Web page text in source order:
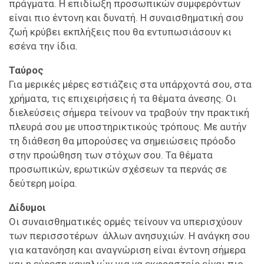
πράγματα. Η επιδίωξη προσωπικών συμφερόντων
είναι πιο έντονη και δυνατή. Η συναισθηματική σου
ζωή κρύβει εκπλήξεις που θα εντυπωσιάσουν κι
εσένα την ίδια.
Ταύρος
Για μερικές μέρες εστιάζεις στα υπάρχοντά σου, στα
χρήματα, τις επιχειρήσεις ή τα θέματα άνεσης. Οι
διελεύσεις σήμερα τείνουν να τραβούν την πρακτική
πλευρά σου με υποστηρικτικούς τρόπους. Με αυτήν
τη διάθεση θα μπορούσες να σημειώσεις πρόοδο
στην προώθηση των στόχων σου. Τα θέματα
προσωπικών, ερωτικών σχέσεων τα περνάς σε
δεύτερη μοίρα.
Δίδυμοι
Οι συναισθηματικές ορμές τείνουν να υπερισχύουν
των περισσοτέρων άλλων ανησυχιών. Η ανάγκη σου
για κατανόηση και αναγνώριση είναι έντονη σήμερα